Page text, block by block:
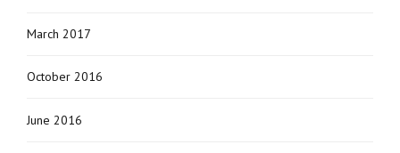
March 2017
October 2016
June 2016